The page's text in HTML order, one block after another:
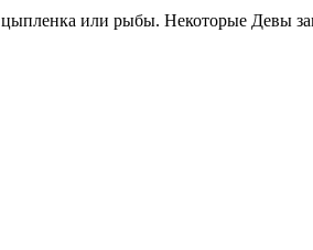
или рыбы. Некоторые Девы